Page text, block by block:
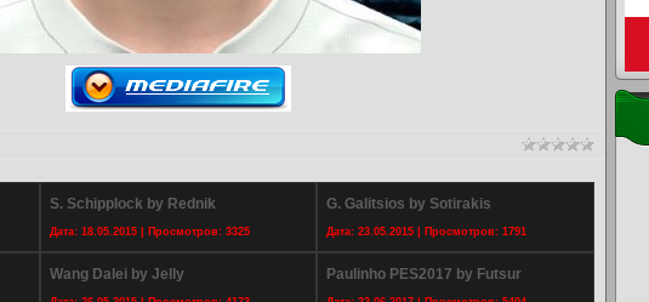
S. Schipplock by Rednik
Дата: 18.05.2015 | Просмотров: 3325
G. Galitsios by Sotirakis
Дата: 23.05.2015 | Просмотров: 1791
Wang Dalei by Jelly Paulinho PES2017 by Futsur